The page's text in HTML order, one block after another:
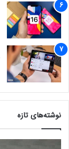
نوشته‌های تازه